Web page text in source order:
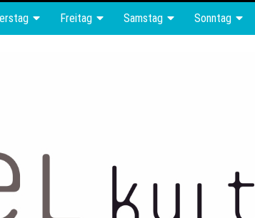
Freitag Samstag Sonntag